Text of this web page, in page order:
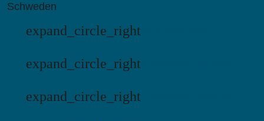
Schweden
expand_circle_right
expand_circle_right
expand_circle_right